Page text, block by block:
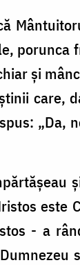
şi
care,
„Da,
este
- a